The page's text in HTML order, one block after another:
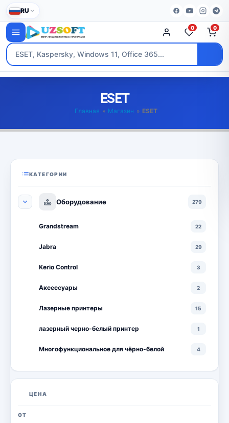
RU
0 0
ESET
Главная » Магазин » ESET
КАТЕГОРИИ
Оборудование 279
Grandstream 22
Jabra 29
Kerio Control 3
Аксессуары 2
Лазерные принтеры 15
лазерный черно-белый принтер 1
Многофункциональное для чёрно-белой 4
Многофункциональные лазерные принтеры 18
принтеры
ЦЕНА
ОТ